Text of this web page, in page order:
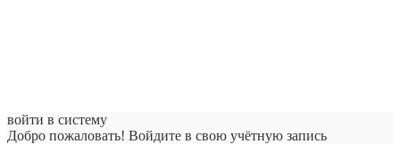
войти в систему
Добро пожаловать! Войдите в свою учётную запись